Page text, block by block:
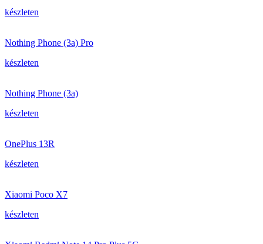
készleten
Nothing Phone (3a) Pro
készleten
Nothing Phone (3a)
készleten
OnePlus 13R
készleten
Xiaomi Poco X7
készleten